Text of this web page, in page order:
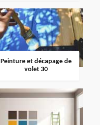
Peinture et décapage de
volet 30